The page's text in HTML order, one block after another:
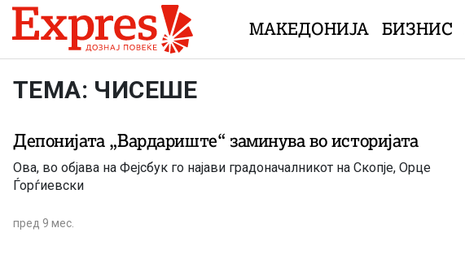
Skip to content
МАКЕДОНИЈА БИЗНИС
ТЕМА: ЧИСЕШЕ
Депонијата „Вардариште“ заминува во историјата
Ова, во објава на Фејсбук го најави градоначалникот на Скопје, Орце
Ѓорѓиевски
пред 9 мес.